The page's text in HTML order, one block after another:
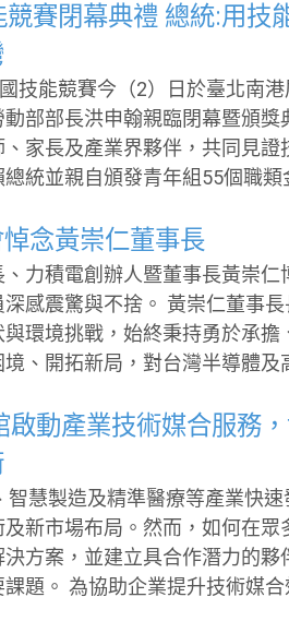
AI應用及淨零轉型的重要交流
區、174個城市的代表團來臺
逾3,000位，充分展現臺灣在智
、國際城市
領袖，展示城市治理、AI創新
術與應用成果，打造政府、城
賽閉幕典禮 總統:用技
技能競賽今（2）日於臺北南
部部長洪申翰親臨閉幕暨頒獎
家長及產業界夥伴，共同見證
統並親自頒發青年組55個職類
少年組13個職類，共有1,070
賽層層選拔，在賽場上接受技
充分展現新世代技能人才的專
、銅之分，但每一項技能都是
技術都能撐起一個家庭、壯大
念黃崇仁董事長
力積電創辦人暨董事長黃崇仁
黃崇仁董事長長年深耕半導體
環境挑戰，始終秉持勇於承擔
、開拓新局，對台灣半導體及
電全體同仁及台灣科技產業共
理監事、會員及同仁，向黃董
誠摯慰問。 黃董事長一生為台灣科
與精神，將長留產業界心中，
啟動產業技術媒合服務
智慧製造及精準醫療等產業快
新市場布局。然而，如何在眾
方案，並建立具合作潛力的夥
合效率，未來科技